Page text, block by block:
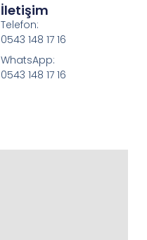
İletişim
Telefon:
0543 148 17 16
WhatsApp:
0543 148 17 16